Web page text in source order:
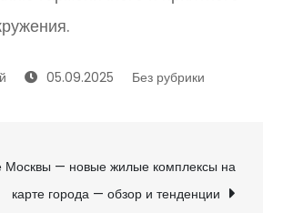
05.09.2025 Без рубрики
Москвы — новые жилые комплексы на
карте города — обзор и тенденции